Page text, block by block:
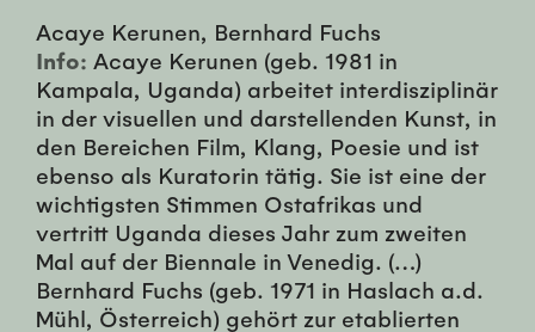
Acaye Kerunen, Bernhard Fuchs
Info: Acaye Kerunen (geb. 1981 in
Kampala, Uganda) arbeitet interdisziplinär
in der visuellen und darstellenden Kunst, in
den Bereichen Film, Klang, Poesie und ist
ebenso als Kuratorin tätig. Sie ist eine der
wichtigsten Stimmen Ostafrikas und
vertritt Uganda dieses Jahr zum zweiten
Mal auf der Biennale in Venedig. (…)
Bernhard Fuchs (geb. 1971 in Haslach a.d.
Mühl, Österreich) gehört zur etablierten